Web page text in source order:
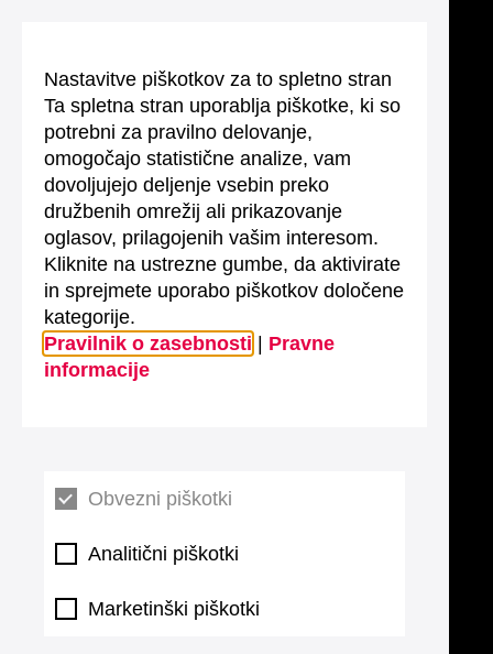
Nastavitve piškotkov za to spletno stran
Ta spletna stran uporablja piškotke, ki so
potrebni za pravilno delovanje,
omogočajo statistične analize, vam
dovoljujejo deljenje vsebin preko
družbenih omrežij ali prikazovanje
oglasov, prilagojenih vašim interesom.
Kliknite na ustrezne gumbe, da aktivirate
in sprejmete uporabo piškotkov določene
kategorije.
Pravilnik o zasebnosti
Pravne
informacije
Obvezni piškotki
Analitični piškotki
Marketinški piškotki